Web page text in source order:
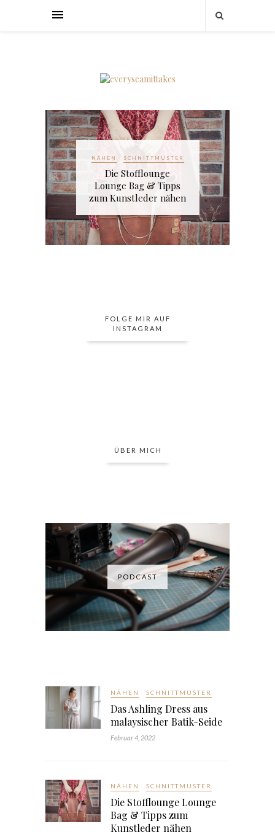
NÄHEN SCHNITTMUSTER
Die Stofflounge
Lounge Bag & Tipps
zum Kunstleder nähen
FOLGE MIR AUF
INSTAGRAM
ÜBER MICH
PODCAST
NÄHEN SCHNITTMUSTER
Das Ashling Dress aus
malaysischer Batik-Seide
Februar 4, 2022
NÄHEN SCHNITTMUSTER
Die Stofflounge Lounge
Bag & Tipps zum
Kunstleder nähen